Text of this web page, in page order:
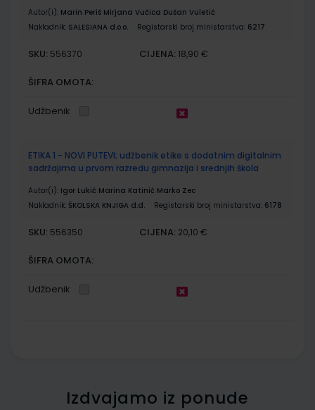
Autor(i): Marin Periš Mirjana Vučica Dušan Vuletić
Nakladnik: SALESIANA d.o.o. Registarski broj ministarstva: 6217
SKU: 556370 CIJENA: 18,90 €
ŠIFRA OMOTA:
Udžbenik
ETIKA 1 - NOVI PUTEVI; udžbenik etike s dodatnim digitalnim
sadržajima u prvom razredu gimnazija i srednjih škola
Autor(i): Igor Lukić Marina Katinić Marko Zec
Nakladnik: ŠKOLSKA KNJIGA d.d. Registarski broj ministarstva: 6178
SKU: 556350 CIJENA: 20,10 €
ŠIFRA OMOTA:
Udžbenik
Izdvajamo iz ponude